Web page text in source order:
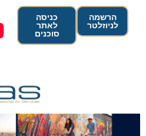
הרשמה
לניוזלטר
כניסה
לאתר
סוכנים